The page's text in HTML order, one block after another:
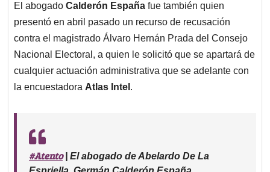
El abogado Calderón España fue también quien
presentó en abril pasado un recurso de recusación
contra el magistrado Álvaro Hernán Prada del Consejo
Nacional Electoral, a quien le solicitó que se apartará de
cualquier actuación administrativa que se adelante con
la encuestadora Atlas Intel .
#Atento| El abogado de Abelardo De La